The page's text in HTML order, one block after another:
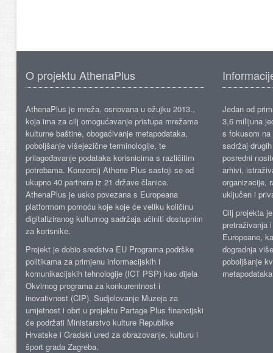
O projektu AthenaPlus
AthenaPlus je mreža, osnovana u ožujku 2013.,
koja ima za cilj omogućavanje pristupa mrežama
kulturne baštine, obogaćivanje metapodataka,
poboljšanje višejezične terminologije, te
prilagođavanje podataka korisnicima s različitim
potrebama. Konzorcij Athene Plus sastoji se od
ukupno 40 partnera iz 21 države članice.
AthenaPlus je usko povezana s Europeana
platformom pomoću koje koje će veliku količinu
digitaliziranog kulturnog sadržaja učiniti dostupnim
za korisnike.
Projekt je dobio sredstva EU Programa podrške
politikama za primjenu informacijskih i
komunikacijskih tehnologije (ICT PSP) kao dijela
Okvirnog programa za konkurentnost i
inovativnost (CIP). Sudjelovanje Muzeja za
umjetnost i obrt u projektu Partage Plus financijski
će podržati Ministarstvo kulture Republike
Hrvatske i Gradski ured za obrazovanje, kulturu i
šport grada Zagreba.
Jedan od
3,6 milijuna
s fokusom
sadržaj
posredni
arhivi,
organizacije,
uključen i
Cilj projekta
pretraživanja
Europeane,
dogradnja
poboljšanje